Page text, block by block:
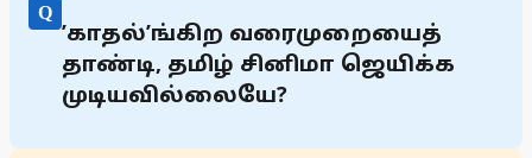
Q
’காதல்’ங்கிற வரைமுறையைத்
தாண்டி, தமிழ் சினிமா ஜெயிக்க
முடியவில்லையே?